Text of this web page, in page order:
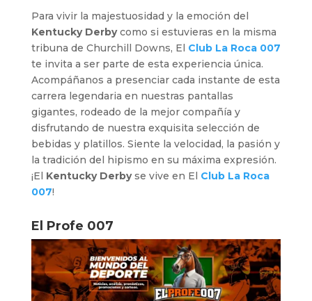
Para vivir la majestuosidad y la emoción del
Kentucky Derbycomo si estuvieras en la misma
tribuna de Churchill Downs, El Club La Roca 007
te invita a ser parte de esta experiencia única.
Acompáñanos a presenciar cada instante de esta
carrera legendaria en nuestras pantallas
gigantes, rodeado de la mejor compañía y
disfrutando de nuestra exquisita selección de
bebidas y platillos. Siente la velocidad, la pasión y
la tradición del hipismo en su máxima expresión.
¡El Kentucky Derbyse vive en El Club La Roca
007!
El Profe 007